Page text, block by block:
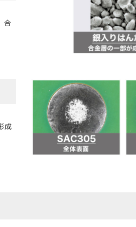
合
成